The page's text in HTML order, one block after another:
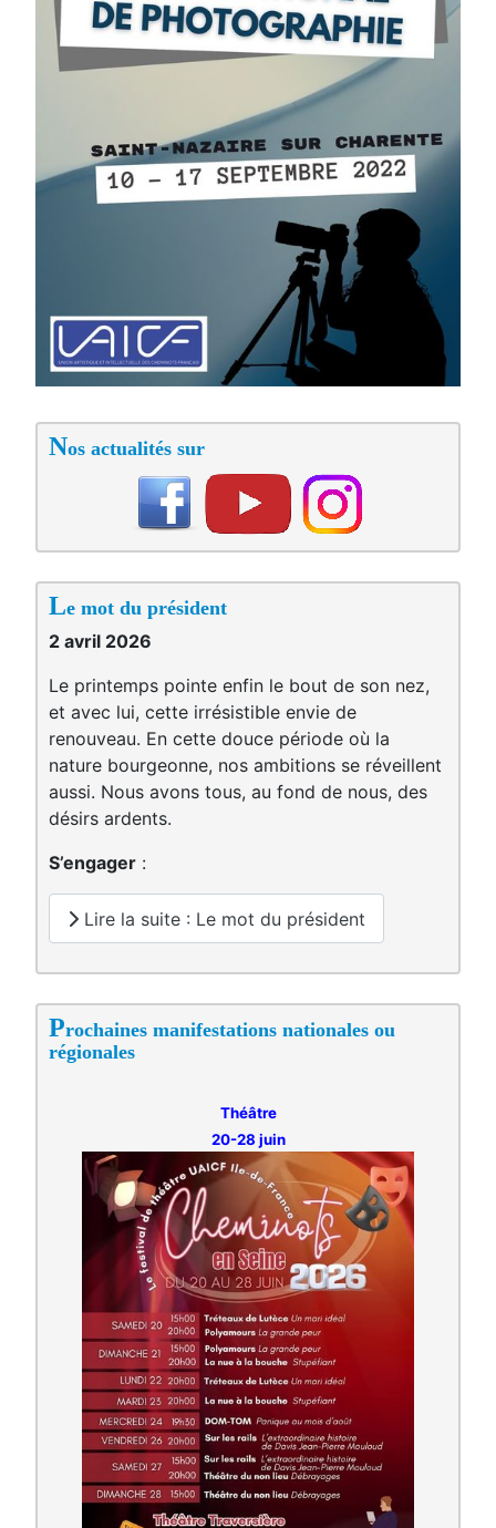
Nos actualités sur
Le mot du président
2 avril 2026
Le printemps pointe enfin le bout de son nez,
et avec lui, cette irrésistible envie de
renouveau. En cette douce période où la
nature bourgeonne, nos ambitions se réveillent
aussi. Nous avons tous, au fond de nous, des
désirs ardents.
S’engager :
Lire la suite : Le mot du président
Prochaines manifestations nationales ou
régionales
Théâtre
20-28 juin